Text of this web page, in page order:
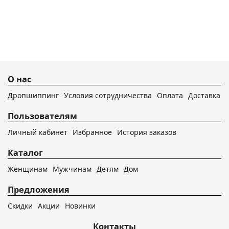
О нас
Дропшиппинг Условия сотрудничества Оплата Доставка
Пользователям
Личный кабинет Избранное История заказов
Каталог
Женщинам Мужчинам Детям Дом
Предложения
Скидки Акции Новинки
Контакты